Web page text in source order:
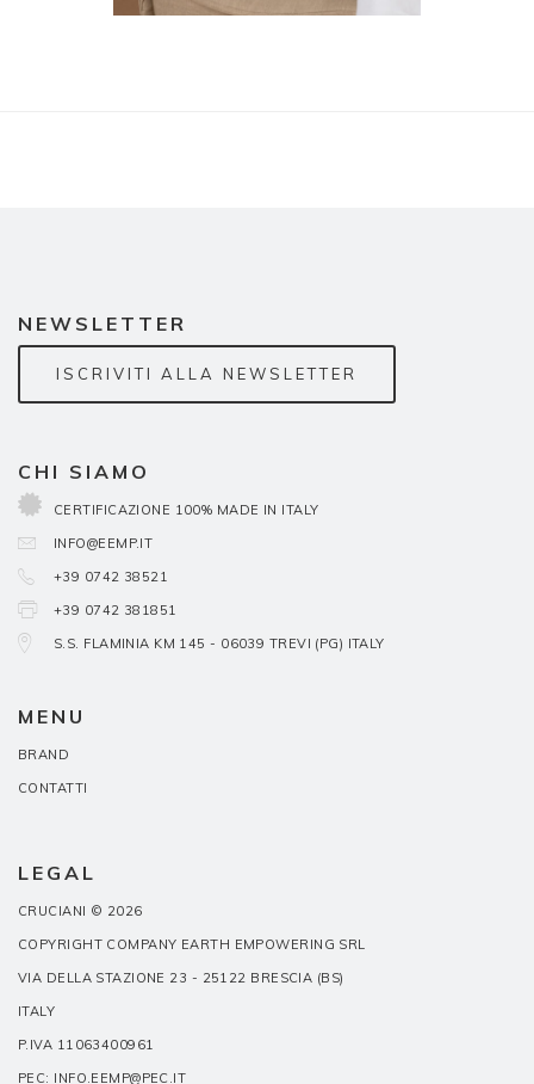
NEWSLETTER
ISCRIVITI ALLA NEWSLETTER
CHI SIAMO
CERTIFICAZIONE 100% MADE IN ITALY
INFO@EEMP.IT
+39 0742 38521
+39 0742 381851
S.S. FLAMINIA KM 145 - 06039 TREVI (PG) ITALY
MENU
BRAND
CONTATTI
LEGAL
CRUCIANI © 2026
COPYRIGHT COMPANY EARTH EMPOWERING SRL
VIA DELLA STAZIONE 23 - 25122 BRESCIA (BS)
ITALY
P.IVA 11063400961
PEC: INFO.EEMP@PEC.IT